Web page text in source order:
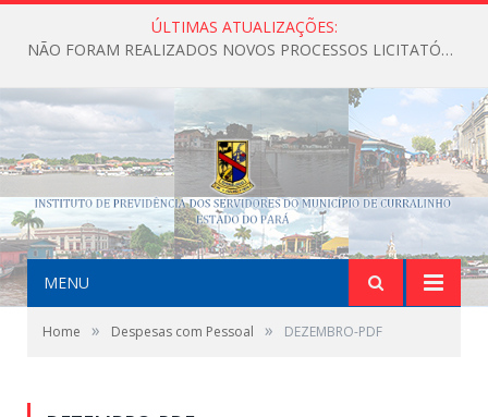
ÚLTIMAS ATUALIZAÇÕES:
NÃO FORAM REALIZADOS NOVOS PROCESSOS LICITATÓRIOS ATÉ O MOMENTO DO ANO DE 2026
MENU
Home » Despesas com Pessoal » DEZEMBRO-PDF